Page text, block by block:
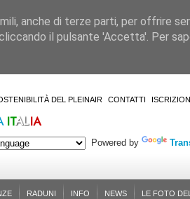
DEL PLEINAIR CONTATTI
Powered by
RADUNI INFO NEWS LE FOTO
anche di terze parti, per offrire
il pulsante 'Accetta'. Per